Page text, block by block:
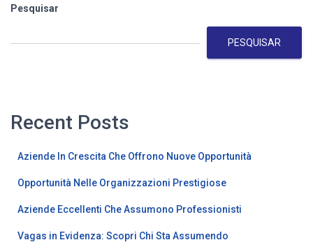
Pesquisar
PESQUISAR
Recent Posts
Aziende In Crescita Che Offrono Nuove Opportunità
Opportunità Nelle Organizzazioni Prestigiose
Aziende Eccellenti Che Assumono Professionisti
Vagas in Evidenza: Scopri Chi Sta Assumendo